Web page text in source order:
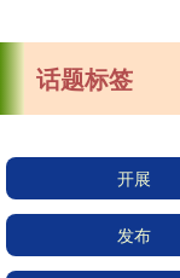
话题标签
开展
发布